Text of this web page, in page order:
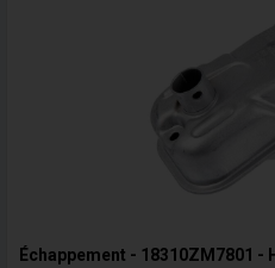
Échappement - 18310ZM7801 -